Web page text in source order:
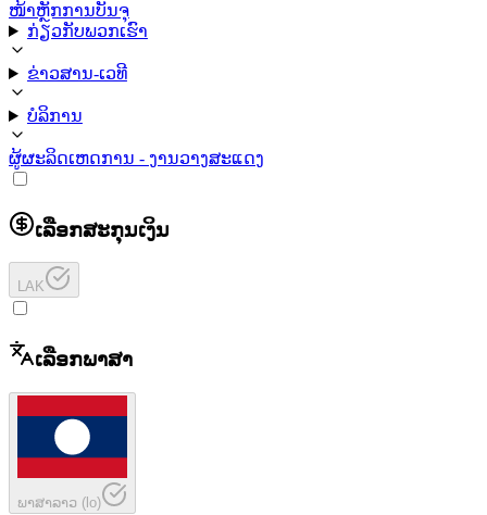
ໜ້າຫຼັກການບັນຈຸ
ກ່ຽວກັບພວກເຮົາ
ຂ່າວສານ-ເວທີ
ບໍລິການ
ຜູ້ຜະລິດເຫດການ - ງານວາງສະແດງ
ເລືອກສະກຸນເງິນ
LAK
ເລືອກພາສາ
ພາສາລາວ (lo)